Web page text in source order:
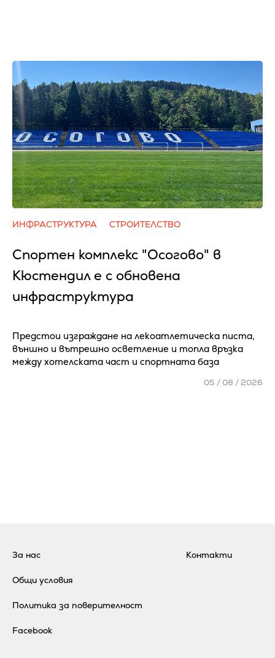
ИНФРАСТРУКТУРА СТРОИТЕЛСТВО
Спортен комплекс "Осогово" в
Кюстендил е с обновена
инфраструктура
Предстои изграждане на лекоатлетическа писта,
външно и вътрешно осветление и топла връзка
между хотелската част и спортната база
05 / 08 / 2026
За нас
Общи условия
Политика за поверителност
Контакти
Facebook